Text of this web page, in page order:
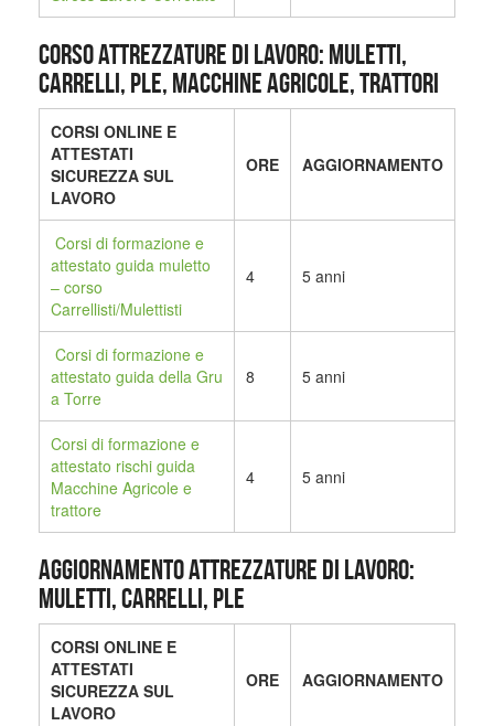
CORSO ATTREZZATURE DI LAVORO: MULETTI,
CARRELLI, PLE, MACCHINE AGRICOLE, TRATTORI
CORSI ONLINE E
ATTESTATI
SICUREZZA SUL
LAVORO
ORE AGGIORNAMENTO
Corsi di formazione e
attestato guida muletto
– corso
Carrellisti/Mulettisti
4 5 anni
Corsi di formazione e
attestato guida della Gru
a Torre
8 5 anni
Corsi di formazione e
attestato rischi guida
Macchine Agricole e
trattore
4 5 anni
AGGIORNAMENTO ATTREZZATURE DI LAVORO:
MULETTI, CARRELLI, PLE
CORSI ONLINE E
ATTESTATI
SICUREZZA SUL
LAVORO
ORE AGGIORNAMENTO